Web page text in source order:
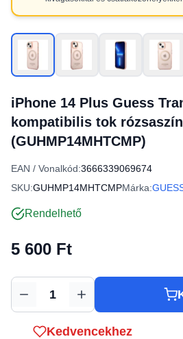
iPhone 14 Plus Guess
kompatibilis tok rózsaszín
(GUHMP14MHTCMP)
EAN / Vonalkód:3666339069674
SKU:GUHMP14MHTCMPMárka:
Rendelhető
5 600 Ft
Mennyiség
Kedvencekhez